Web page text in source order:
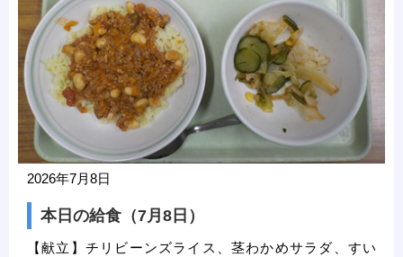
2026年7月8日
本日の給食（7月8日）
【献立】チリビーンズライス、茎わかめサラダ、すい